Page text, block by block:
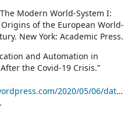
Modern World-System I:
of the European World-
New York: Academic Press.
and Automation in
the Covid-19 Crisis.”
2020/05/06/
.